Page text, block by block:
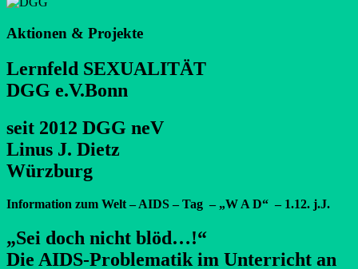
Aktionen & Projekte
Lernfeld SEXUALITÄT
DGG e.V.Bonn
seit 2012 DGG neV
Linus J. Dietz
Würzburg
Information zum Welt – AIDS – Tag – „W A D“ – 1.12. j.J.
„Sei doch nicht blöd…!“
Die AIDS-Problematik im Unterricht an